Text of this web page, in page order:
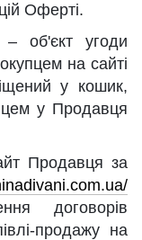
Оферті.
об'єкт угоди
на сайті
у кошик,
у Продавця
Продавця за
договорів
продажу на